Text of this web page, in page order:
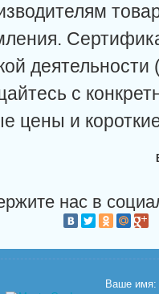
с
цены и
нас в
Ваше имя: